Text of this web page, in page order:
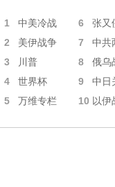
1 中美冷战 6 张又
2 美伊战争 7 中共
3 川普 8 俄乌
4 世界杯 9 中日
5 万维专栏 10 以伊